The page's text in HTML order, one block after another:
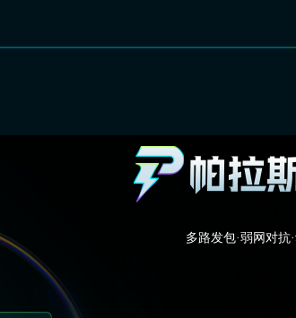
多路发包·弱网对抗